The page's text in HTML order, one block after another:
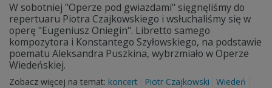
W sobotniej "Operze pod gwiazdami" sięgnęliśmy do
repertuaru Piotra Czajkowskiego i wsłuchaliśmy się w
operę "Eugeniusz Oniegin". Libretto samego
kompozytora i Konstantego Szyłowskiego, na podstawie
poematu Aleksandra Puszkina, wybrzmiało w Operze
Wiedeńskiej.
Zobacz więcej na temat: koncert Piotr Czajkowski Wiedeń